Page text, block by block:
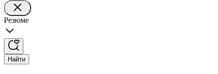
Резюме
Найти